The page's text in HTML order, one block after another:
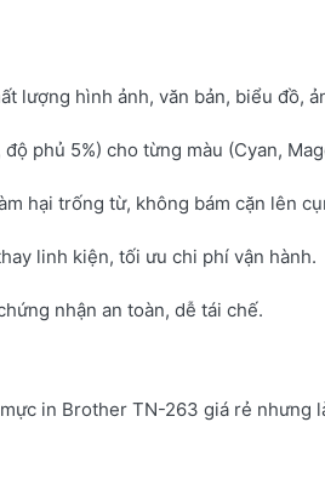
lượng hình ảnh, văn bản, biểu đồ,
phủ 5%) cho từng màu (Cyan,
hại trống từ, không bám cặn lên
linh kiện, tối ưu chi phí vận hành.
nhận an toàn, dễ tái chế.
in Brother TN-263 giá rẻ nhưng